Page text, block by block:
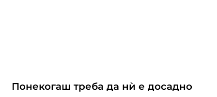
Понекогаш треба да нѝ е досадно